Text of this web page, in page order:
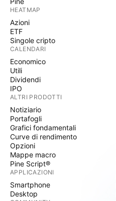
HEATMAP
Azioni
ETF
Singole cripto
CALENDARI
Economico
Utili
Dividendi
IPO
ALTRI PRODOTTI
Notiziario
Portafogli
Grafici fondamentali
Curve di rendimento
Opzioni
Mappe macro
Pine Script®
APPLICAZIONI
Smartphone
Desktop